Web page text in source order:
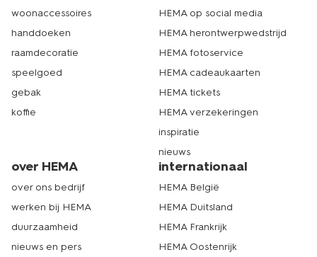
woonaccessoires
handdoeken
raamdecoratie
speelgoed
gebak
koffie
HEMA op social media
HEMA herontwerpwedstrijd
HEMA fotoservice
HEMA cadeaukaarten
HEMA tickets
HEMA verzekeringen
inspiratie
nieuws
over HEMA
over ons bedrijf
werken bij HEMA
duurzaamheid
nieuws en pers
internationaal
HEMA België
HEMA Duitsland
HEMA Frankrijk
HEMA Oostenrijk